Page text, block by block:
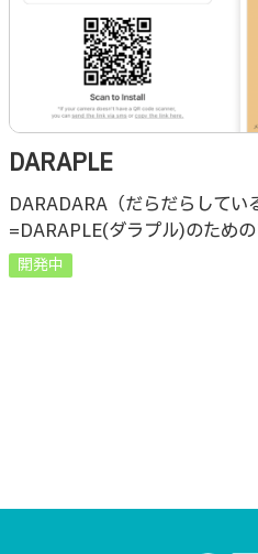
DARAPLE
DARADARA（だらだらしてい
=DARAPLE(ダラプル)のため
やせば幸福度がUPすると考え
改善を目指す。
開発中